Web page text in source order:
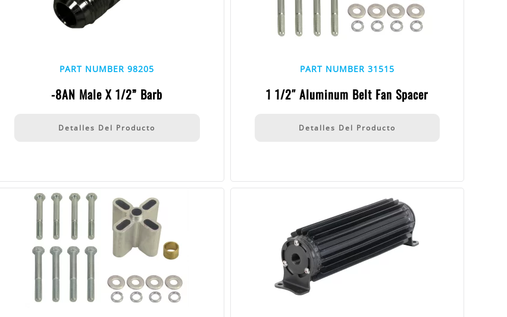
PART NUMBER 98205
-8AN Male X 1/2” Barb
Detalles Del Producto
PART NUMBER 31515
1 1/2″ Aluminum Belt Fan Spacer
Detalles Del Producto